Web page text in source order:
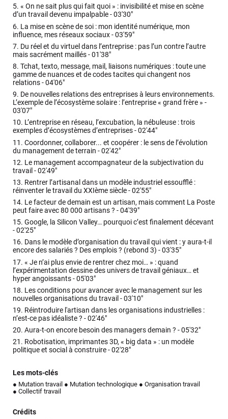
5. « On ne sait plus qui fait quoi » : invisibilité et mise en scène
d’un travail devenu impalpable -03'30"
6. La mise en scène de soi : mon identité numérique, mon
influence, mes réseaux sociaux -03'59"
7. Du réel et du virtuel dans l’entreprise : pas l’un contre l’autre
mais sacrément maillés -01'38"
8. Tchat, texto, message, mail, liaisons numériques : toute une
gamme de nuances et de codes tacites qui changent nos
relations -04'06"
9. De nouvelles relations des entreprises à leurs environnements.
L’exemple de l’écosystème solaire : l’entreprise « grand frère » -
03'07"
10. L’entreprise en réseau, l’excubation, la nébuleuse : trois
exemples d’écosystèmes d’entreprises -02'44"
11. Coordonner, collaborer... et coopérer : le sens de l’évolution
du management de terrain -02'42"
12. Le management accompagnateur de la subjectivation du
travail -02'49"
13. Rentrer l’artisanal dans un modèle industriel essoufflé :
réinventer le travail du XXIème siècle -02'55"
14. Le facteur de demain est un artisan, mais comment La Poste
peut faire avec 80 000 artisans ? -04'39"
15. Google, la Silicon Valley… pourquoi c’est finalement décevant
-02'25"
16. Dans le modèle d’organisation du travail qui vient : y aura-t-il
encore des salariés ? Des emplois ? (rebond 3) -03'35"
17. « Je n’ai plus envie de rentrer chez moi… » : quand
l’expérimentation dessine des univers de travail géniaux… et
hyper angoissants -05'03"
18. Les conditions pour avancer avec le management sur les
nouvelles organisations du travail -03'10"
19. Réintroduire l'artisan dans les organisations industrielles :
n’est-ce pas idéaliste ? -02'46"
20. Aura-t-on encore besoin des managers demain ? -05'32"
21. Robotisation, imprimantes 3D, « big data » : un modèle
politique et social à construire -02'28"
Les mots-clés
● Mutation travail ● Mutation technologique ● Organisation travail
● Collectif travail
Crédits